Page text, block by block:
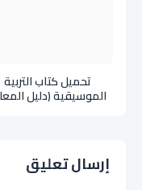
تحميل كتاب التربية
الموسيقية (دليل
للصف الأول الثانوي
إرسال تعليق